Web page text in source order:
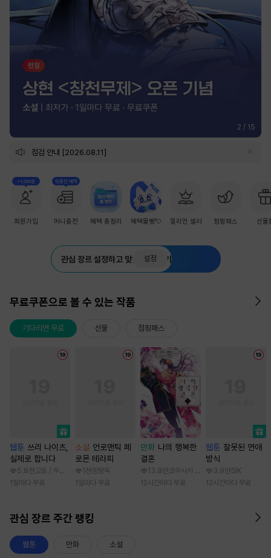
2 / 15
점검 안내 [2026.08.11]
+1,000원
회원가입
첫충전 혜택
머니충전 혜택 총정리 혜택몰빵💘 밀리언 셀러 점핑패스 선물
관심 장르 설정하고 맞춤 추천 받기
설정
무료쿠폰으로 볼 수 있는 작품
기다리면 무료 선물 점핑패스
웹툰 쓰리 나이츠,
실제로 합니다
5.8천 고토 / 두나래
1일마다 무료
소설 언로맨틱 페
로몬 테라피
1천 망랑독
1일마다 무료
만화 나의 행복한
결혼
13.8만 코우사카 리토 / 아기토기 아쿠미
12시간마다 무료
웹툰 잘못된 연애
방식
3.9만 SIK
12시간마다 무료
관심 장르 주간 랭킹
웹툰 만화 소설